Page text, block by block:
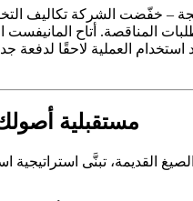
مستقبلية
القديمة، تبنَّى استراتيجية